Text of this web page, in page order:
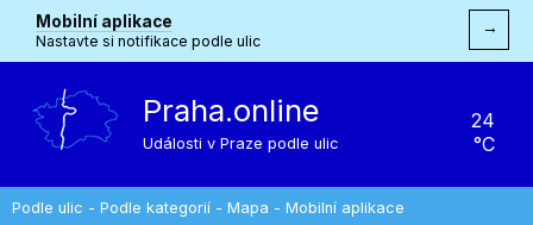
Mobilní aplikace
Nastavte si notifikace podle ulic
→
Praha.online
Události v Praze podle ulic
24
°C
Podle ulic - Podle kategorií - Mapa - Mobilní aplikace